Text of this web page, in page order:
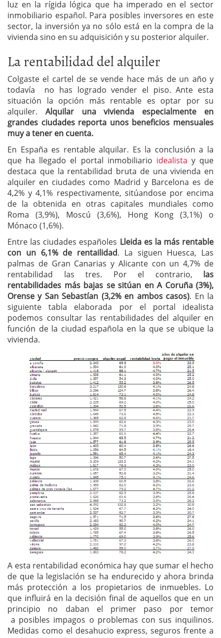
luz en la rígida lógica que ha imperado en el sector
inmobiliario español. Para posibles inversores en este
sector, la inversión ya no sólo está en la compra de la
vivienda sino en su adquisición y su posterior alquiler.
La rentabilidad del alquiler
Colgaste el cartel de se vende hace más de un año y
todavía no has logrado vender el piso. Ante esta
situación la opción más rentable es optar por su
alquiler. Alquilar una vivienda especialmente en
grandes ciudades reporta unos beneficios mensuales
muy a tener en cuenta.
En España es rentable alquilar. Es la conclusión a la
que ha llegado el portal inmobiliario idealista y que
destaca que la rentabilidad bruta de una vivienda en
alquiler en ciudades como Madrid y Barcelona es de
4,2% y 4,1% respectivamente, sitúandose por encima
de la obtenida en otras capitales mundiales como
Roma (3,9%), Moscú (3,6%), Hong Kong (3,1%) o
Mónaco (1,6%).
Entre las ciudades españoles Lleida es la más rentable
con un 6,1% de rentailidad. La siguen Huesca, Las
palmas de Gran Canarias y Alicante con un 4,7% de
rentabilidad las tres. Por el contrario, las
rentabilidades más bajas se sitúan en A Coruña (3%),
Orense y San Sebastían (3,2% en ambos casos). En la
siguiente tabla elaborada por el portal idealista
podemos consultar las rentabilidades del alquiler en
función de la ciudad española en la que se ubique la
vivienda.
A esta rentabilidad económica hay que sumar el hecho
de que la legislación se ha endurecido y ahora brinda
más protección a los propietarios de inmuebles. Lo
que influirá en la decisión final de aquellos que en un
principio no daban el primer paso por temor
a posibles impagos o problemas con sus inquilinos.
Medidas como el desahucio express, seguros frente a